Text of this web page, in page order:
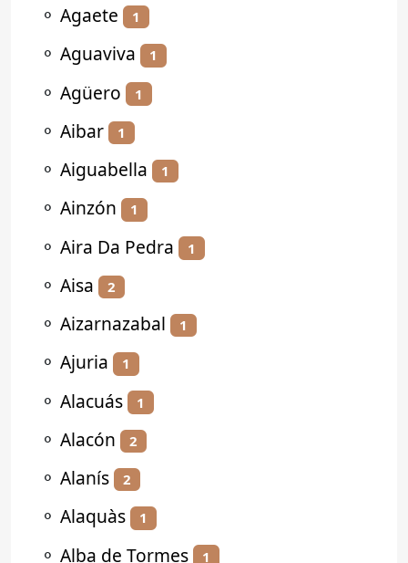
⚬ Agaete 1
⚬ Aguaviva 1
⚬ Agüero 1
⚬ Aibar 1
⚬ Aiguabella 1
⚬ Ainzón 1
⚬ Aira Da Pedra 1
⚬ Aisa 2
⚬ Aizarnazabal 1
⚬ Ajuria 1
⚬ Alacuás 1
⚬ Alacón 2
⚬ Alanís 2
⚬ Alaquàs 1
⚬ Alba de Tormes 1